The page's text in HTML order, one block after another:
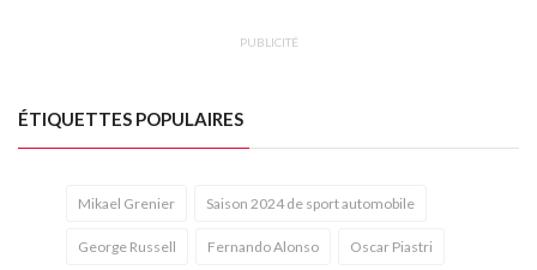
PUBLICITÉ
ÉTIQUETTES POPULAIRES
Mikael Grenier Saison 2024 de sport automobile
George Russell Fernando Alonso Oscar Piastri